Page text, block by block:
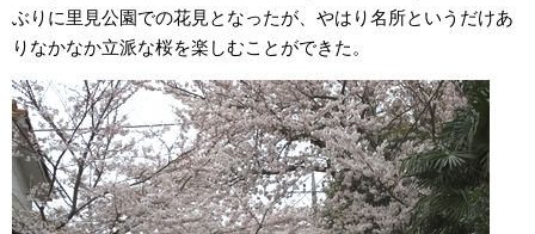
ぶりに里見公園での花見となったが、やはり名所というだけあ
りなかなか立派な桜を楽しむことができた。